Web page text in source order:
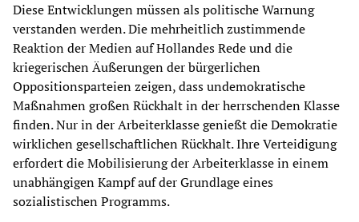
Diese Entwicklungen müssen als politische Warnung
verstanden werden. Die mehrheitlich zustimmende
Reaktion der Medien auf Hollandes Rede und die
kriegerischen Äußerungen der bürgerlichen
Oppositionsparteien zeigen, dass undemokratische
Maßnahmen großen Rückhalt in der herrschenden Klasse
finden. Nur in der Arbeiterklasse genießt die Demokratie
wirklichen gesellschaftlichen Rückhalt. Ihre Verteidigung
erfordert die Mobilisierung der Arbeiterklasse in einem
unabhängigen Kampf auf der Grundlage eines
sozialistischen Programms.